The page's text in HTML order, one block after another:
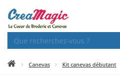
Canevas Kit canevas débutant